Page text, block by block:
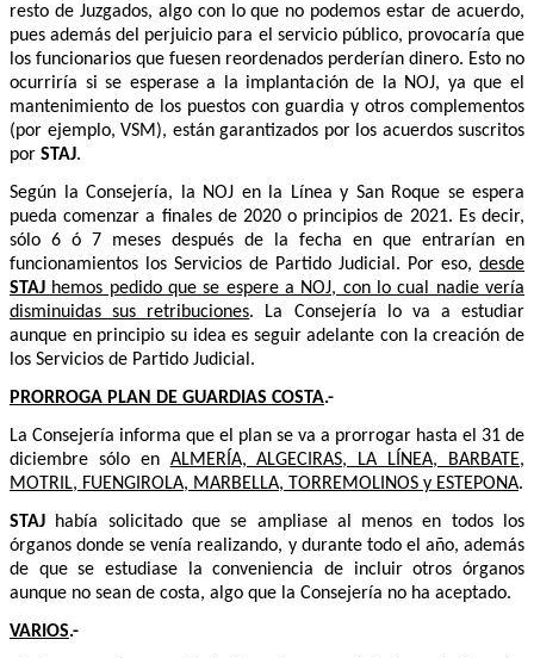
resto de Juzgados, algo con lo que no podemos estar de acuerdo,
pues además del perjuicio para el servicio público, provocaría que
los funcionarios que fuesen reordenados perderían dinero. Esto no
ocurriría si se esperase a la implantación de la NOJ, ya que el
mantenimiento de los puestos con guardia y otros complementos
(por ejemplo, VSM), están garantizados por los acuerdos suscritos
por STAJ.
Según la Consejería, la NOJ en la Línea y San Roque se espera
pueda comenzar a finales de 2020 o principios de 2021. Es decir,
sólo 6 ó 7 meses después de la fecha en que entrarían en
funcionamientos los Servicios de Partido Judicial. Por eso, desde
STAJ hemos pedido que se espere a NOJ, con lo cual nadie vería
disminuidas sus retribuciones. La Consejería lo va a estudiar
aunque en principio su idea es seguir adelante con la creación de
los Servicios de Partido Judicial.
PRORROGA PLAN DE GUARDIAS COSTA.-
La Consejería informa que el plan se va a prorrogar hasta el 31 de
diciembre sólo en ALMERÍA, ALGECIRAS, LA LÍNEA, BARBATE,
MOTRIL, FUENGIROLA, MARBELLA, TORREMOLINOS y ESTEPONA.
STAJ había solicitado que se ampliase al menos en todos los
órganos donde se venía realizando, y durante todo el año, además
de que se estudiase la conveniencia de incluir otros órganos
aunque no sean de costa, algo que la Consejería no ha aceptado.
VARIOS.-